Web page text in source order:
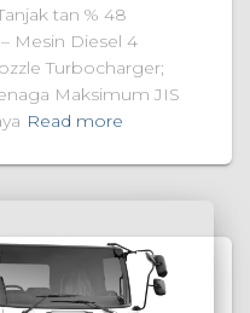
tan % 48
Mesin Diesel 4
Turbocharger;
Maksimum JIS
Read more